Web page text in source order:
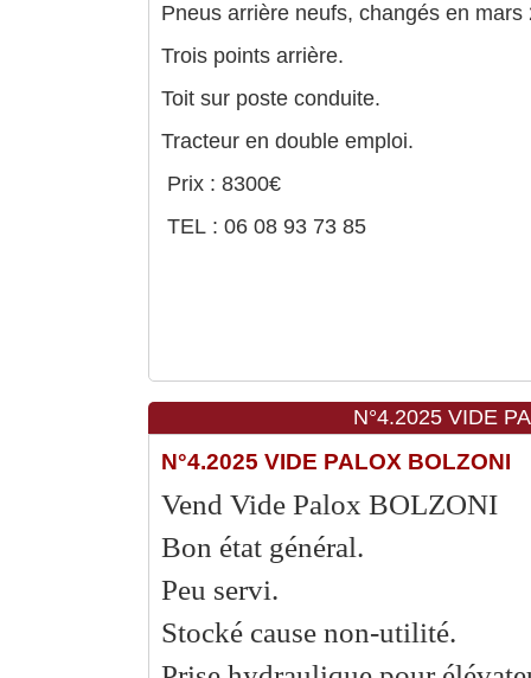
Pneus arrière neufs, changés en mars
Trois points arrière.
Toit sur poste conduite.
Tracteur en double emploi.
Prix : 8300€
TEL : 06 08 93 73 85
N°4.2025 VIDE
N°4.2025 VIDE PALOX BOLZONI
Vend Vide Palox BOLZONI
Bon état général.
Peu servi.
Stocké cause non-utilité.